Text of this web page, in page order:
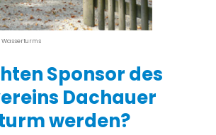
Sponsor des
Dachauer
werden?